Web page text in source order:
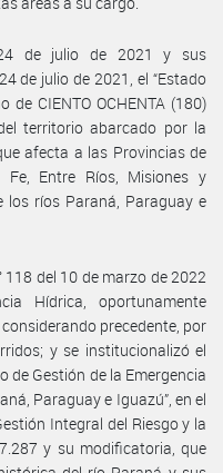
de julio de 2021 y sus
de julio de 2021, el “Estado
de CIENTO OCHENTA (180)
territorio abarcado por la
afecta a las Provincias de
Fe, Entre Ríos, Misiones y
los ríos Paraná, Paraguay e
del 10 de marzo de 2022
Hídrica, oportunamente
precedente, por
y se institucionalizó el
de Gestión de la Emergencia
Paraguay e Iguazú”, en el
Integral del Riesgo y la
y su modificatoria, que